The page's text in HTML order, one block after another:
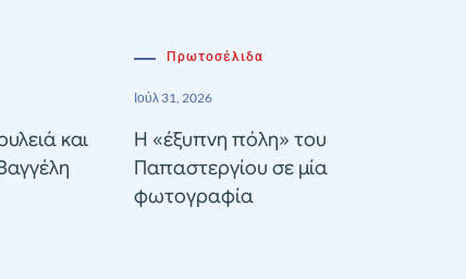
και
Πρωτοσέλιδα
Ιούλ 31, 2026
Η «έξυπνη πόλη» του
Παπαστεργίου σε μία
φωτογραφία